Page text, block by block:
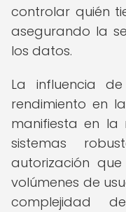
controlar quién
asegurando la
los datos.
La influencia
rendimiento en
manifiesta en la
sistemas
autorización
volúmenes de
complejidad